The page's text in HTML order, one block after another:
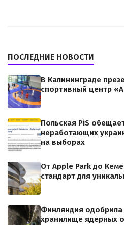
ПОСЛЕДНИЕ НОВОСТИ
В Калининграде
спортивный центр
Польская PiS
неработающих
на выборах
От Apple Park до
стандарт для
Финляндия
хранилище ядерных